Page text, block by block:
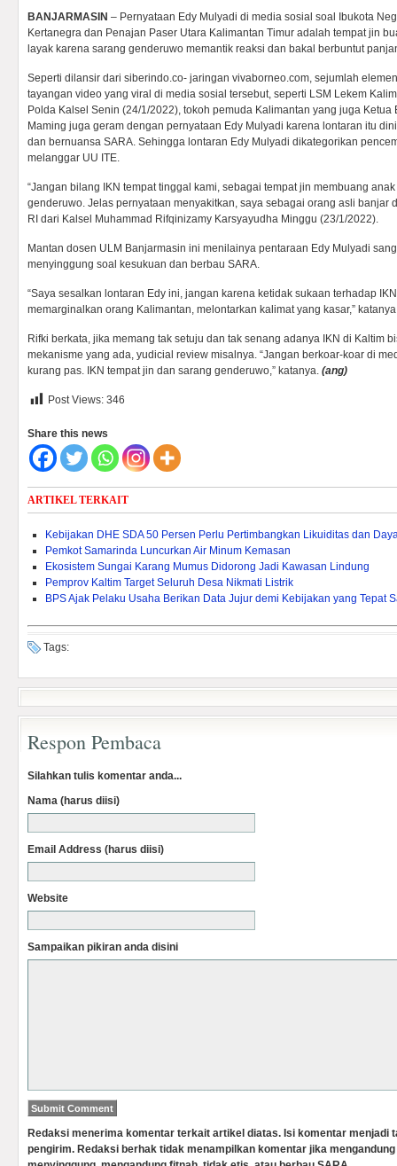
BANJARMASIN – Pernyataan Edy Mulyadi di media sosial soal Ibukota
Kertanegra dan Penajan Paser Utara Kalimantan Timur adalah tempat jin
layak karena sarang genderuwo memantik reaksi dan bakal berbuntut
Seperti dilansir dari siberindo.co- jaringan vivaborneo.com, sejumlah
tayangan video yang viral di media sosial tersebut, seperti LSM Lekem
Polda Kalsel Senin (24/1/2022), tokoh pemuda Kalimantan yang juga Ketua
Maming juga geram dengan pernyataan Edy Mulyadi karena lontaran itu
dan bernuansa SARA. Sehingga lontaran Edy Mulyadi dikategorikan
melanggar UU ITE.
“Jangan bilang IKN tempat tinggal kami, sebagai tempat jin membuang
genderuwo. Jelas pernyataan menyakitkan, saya sebagai orang asli banjar
RI dari Kalsel Muhammad Rifqinizamy Karsyayudha Minggu (23/1/2022).
Mantan dosen ULM Banjarmasin ini menilainya pentaraan Edy Mulyadi
menyinggung soal kesukuan dan berbau SARA.
“Saya sesalkan lontaran Edy ini, jangan karena ketidak sukaan terhadap
memarginalkan orang Kalimantan, melontarkan kalimat yang kasar,”
Rifki berkata, jika memang tak setuju dan tak senang adanya IKN di Kaltim
mekanisme yang ada, yudicial review misalnya. “Jangan berkoar-koar di
kurang pas. IKN tempat jin dan sarang genderuwo,” katanya. (ang)
Post Views: 346
Share this news
ARTIKEL TERKAIT
Kebijakan DHE SDA 50 Persen Perlu Pertimbangkan Likuiditas dan
Pemkot Samarinda Luncurkan Air Minum Kemasan
Ekosistem Sungai Karang Mumus Didorong Jadi Kawasan Lindung
Pemprov Kaltim Target Seluruh Desa Nikmati Listrik
BPS Ajak Pelaku Usaha Berikan Data Jujur demi Kebijakan yang Tepat
Tags:
Respon Pembaca
Silahkan tulis komentar anda...
Nama (harus diisi)
Email Address (harus diisi)
Website
Sampaikan pikiran anda disini
Redaksi menerima komentar terkait artikel diatas. Isi komentar menjadi
pengirim. Redaksi berhak tidak menampilkan komentar jika